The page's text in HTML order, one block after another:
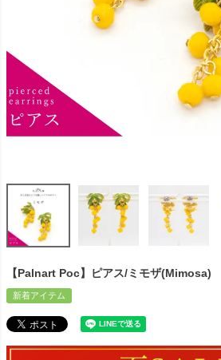
【Palnart Poc】ピアス/ミモザ(Mimosa)
新着アイテム